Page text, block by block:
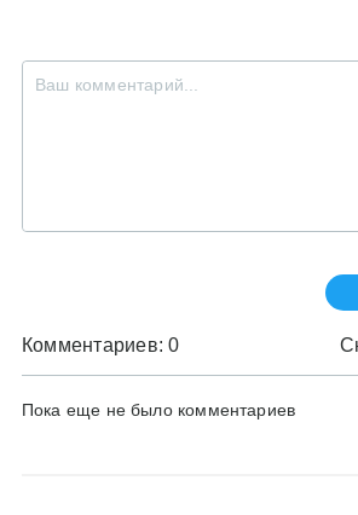
Комментариев: 0
Пока еще не было комментариев